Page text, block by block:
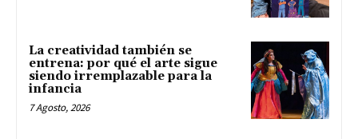
La creatividad también se
entrena: por qué el arte sigue
siendo irremplazable para la
infancia
7 Agosto, 2026